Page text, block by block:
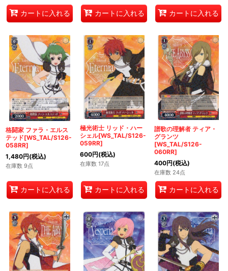
カートに入れる カートに入れる カートに入れる
格闘家 ファラ・エルス
テッド[WS_TAL/S126-
058RR]
1,480円(税込)
在庫数 9点
カートに入れる
極光術士 リッド・ハー
シェル[WS_TAL/S126-
059RR]
600円(税込)
在庫数 17点
カートに入れる
譜歌の理解者 ティア・
グランツ
[WS_TAL/S126-
060RR]
400円(税込)
在庫数 24点
カートに入れる